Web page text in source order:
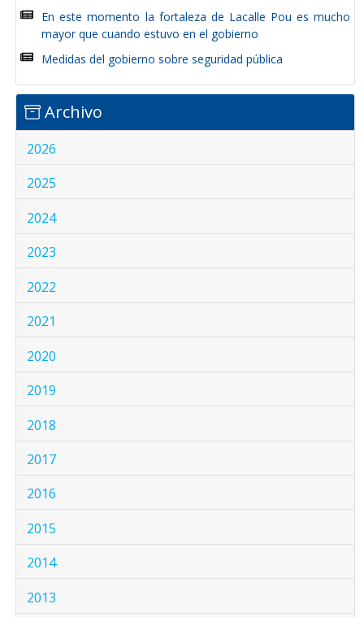
En este momento la fortaleza de Lacalle Pou es mucho
mayor que cuando estuvo en el gobierno
Medidas del gobierno sobre seguridad pública
Archivo
2026
2025
2024
2023
2022
2021
2020
2019
2018
2017
2016
2015
2014
2013